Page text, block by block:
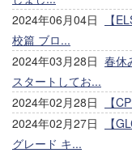
2024年06月04日
【
校篇 ブロ...
2024年03月28日 春休
スタートしてお...
2024年02月28日
【
2024年02月27日
【
グレード キ...